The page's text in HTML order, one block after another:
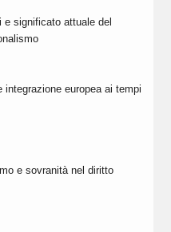
e significato attuale del
integrazione europea ai tempi
e sovranità nel diritto